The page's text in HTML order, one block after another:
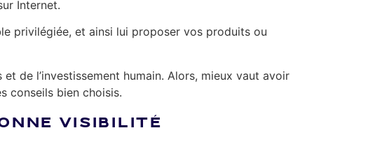
Internet.
privilégiée, et ainsi lui proposer vos produits ou
de l’investissement humain. Alors, mieux vaut avoir
conseils bien choisis.
VISIBILITÉ